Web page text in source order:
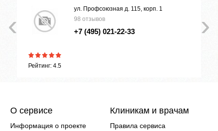
›
‹
Рейтинг: 4.5
ул. Профсоюзная д. 115, корп. 1
98 отзывов
+7 (495) 021-22-33
О сервисе
Информация о проекте
Клиникам и врачам
Правила сервиса